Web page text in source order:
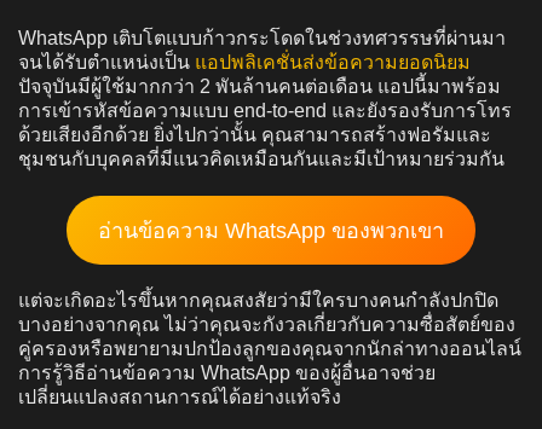
WhatsApp เติบโตแบบก้าวกระโดดในช่วงทศวรรษที่ผ่านมา
จนได้รับตำแหน่งเป็น แอปพลิเคชั่นส่งข้อความยอดนิยม
ปัจจุบันมีผู้ใช้มากกว่า 2 พันล้านคนต่อเดือน แอปนี้มาพร้อม
การเข้ารหัสข้อความแบบ end-to-end และยังรองรับการโทร
ด้วยเสียงอีกด้วย ยิ่งไปกว่านั้น คุณสามารถสร้างฟอรัมและ
ชุมชนกับบุคคลที่มีแนวคิดเหมือนกันและมีเป้าหมายร่วมกัน
อ่านข้อความ WhatsApp ของพวกเขา
แต่จะเกิดอะไรขึ้นหากคุณสงสัยว่ามีใครบางคนกำลังปกปิด
บางอย่างจากคุณ ไม่ว่าคุณจะกังวลเกี่ยวกับความซื่อสัตย์ของ
คู่ครองหรือพยายามปกป้องลูกของคุณจากนักล่าทางออนไลน์
การรู้วิธีอ่านข้อความ WhatsApp ของผู้อื่นอาจช่วย
เปลี่ยนแปลงสถานการณ์ได้อย่างแท้จริง